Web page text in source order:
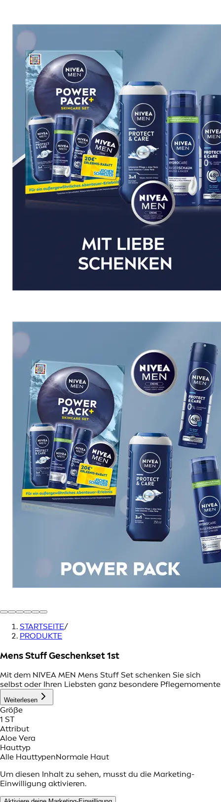
STARTSEITE/
PRODUKTE
Mens Stuff Geschenkset 1st
Mit dem NIVEA MEN Mens Stuff Set schenken Sie sich
selbst oder Ihren Liebsten ganz besondere Pflegemomente
Weiterlesen
Größe
1 ST
Attribut
Aloe Vera
Hauttyp
Alle HauttypenNormale Haut
Um diesen Inhalt zu sehen, musst du die Marketing-
Einwilligung aktivieren.